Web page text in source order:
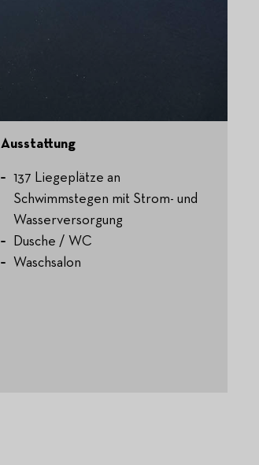
Ausstattung
137 Liegeplätze an
Schwimmstegen mit Strom- und
Wasserversorgung
Dusche / WC
Waschsalon